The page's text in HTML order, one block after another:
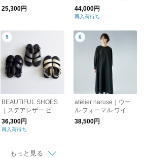
Shoes” room-shoes
25,300円
ート f04053
44,000円
再入荷待ち
BEAUTIFUL SHOES
｜ステアレザー ビブ
ラムソール SSベルト
サンダル bss2112004
36,300円
再入荷待ち
atelier naruse｜ウー
ル フォーマル ワイド
ワンピース f03097
38,500円
もっと見る